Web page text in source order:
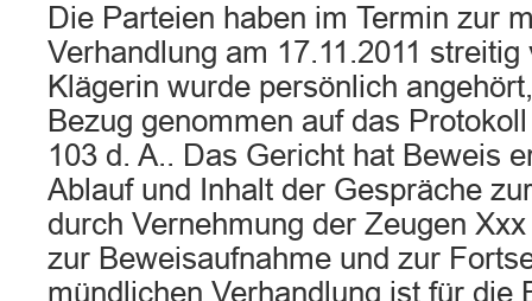
Die Parteien haben im Termin zur
Verhandlung am 17.11.2011
Klägerin wurde persönlich
Bezug genommen auf das
103 d. A.. Das Gericht hat Beweis
Ablauf und Inhalt der Gespräche
durch Vernehmung der Zeugen
zur Beweisaufnahme und zur
mündlichen Verhandlung ist für die